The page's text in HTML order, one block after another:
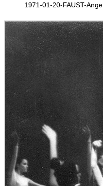
1971-01-20-FAUST-